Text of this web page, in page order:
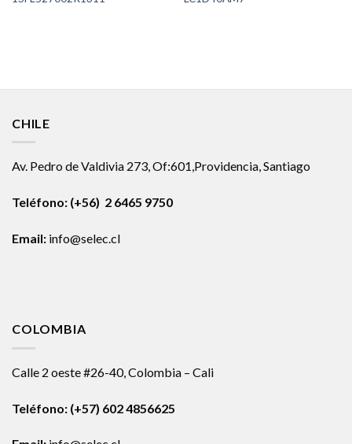
CHILE
Av. Pedro de Valdivia 273, Of:601,Providencia, Santiago
Teléfono: (+56) 2 6465 9750
Email: info@selec.cl
COLOMBIA
Calle 2 oeste #26-40, Colombia – Cali
Teléfono: (+57) 602 4856625